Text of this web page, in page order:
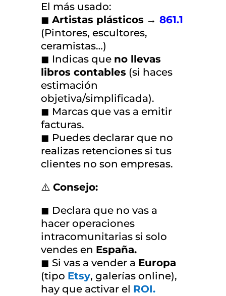
El más usado:
◼ Artistas plásticos→ 861.1
(Pintores, escultores,
ceramistas…)
◼ Indicas que no llevas
libros contables(si haces
estimación
objetiva/simplificada).
◼ Marcas que vas a emitir
facturas.
◼ Puedes declarar que no
realizas retenciones si tus
clientes no son empresas.
⚠️ Consejo:
◼ Declara que no vas a
hacer operaciones
intracomunitarias si solo
vendes en España.
◼ Si vas a vender a Europa
(tipo Etsy, galerías online),
hay que activar el ROI.